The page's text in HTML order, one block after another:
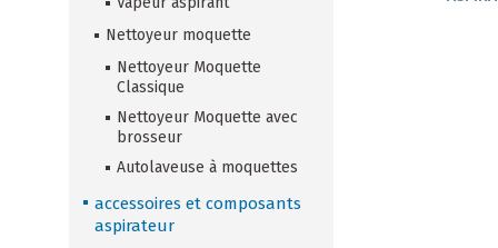
Nettoyeur moquette
Nettoyeur Moquette
Classique
Nettoyeur Moquette avec
brosseur
Autolaveuse à moquettes
accessoires et composants
aspirateur